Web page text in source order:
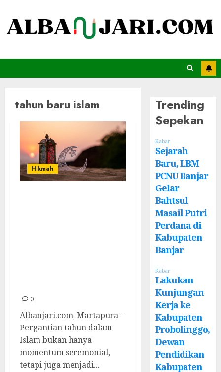
tahun baru islam
Hikmah
0
Albanjari.com, Martapura –
Pergantian tahun dalam
Islam bukan hanya
momentum seremonial,
tetapi juga menjadi...
Trending
Sepekan
Kabar
Sejarah
Baru, LBM
PCNU Banjar
Gelar
Bahtsul
Masail Putri
Perdana di
Kabupaten
Banjar
Kabar
Lakukan
Kunjungan
Kerja ke
Kabupaten
Probolinggo,
Dewan
Pendidikan
Kabupaten